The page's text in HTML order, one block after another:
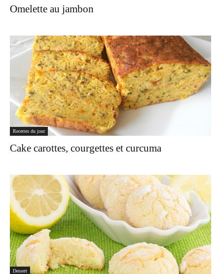
Omelette au jambon
Recettes du jour
Cake carottes, courgettes et curcuma
Dessert